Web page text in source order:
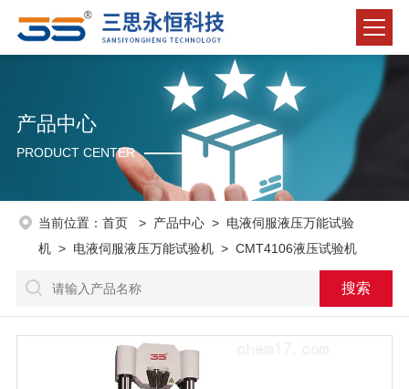
产品中心
PRODUCT CENTER
当前位置： 首页 > 产品中心> 电液伺服液压万能试验
机> 电液伺服液压万能试验机> CMT4106液压试验机